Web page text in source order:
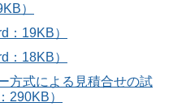
）
：19KB）
：18KB）
方式による見積合せの試
290KB）